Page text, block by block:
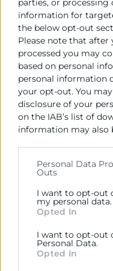
information for
the below opt-out
Please note that
processed you may
based on personal
personal information
your opt-out. You
disclosure of your
on the IAB’s list of
information may also
Please note that this
Google services and
including but not
behaviour. You may
below specified
section.
Personal Data
Outs
I want to opt-out
my personal data.
Opted In
I want to opt-out
Personal Data.
Opted In
de movilidad
municipales de las
sin duda, tendrá
desplazamientos y
consumidores
Segundo.- Dirigir un
Ayuntamiento de
disconformidad
mercadillos
productos agrícolas
la ciudad, por
competencia desleal
pequeñas de los
fruta y verdura,
condiciones
cargas tributarias y
actividad que los